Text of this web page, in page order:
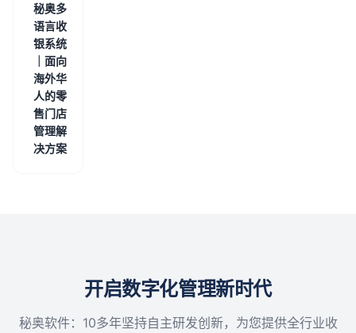
秘奥多
语言收
银系统
｜面向
海外华
人的零
售门店
管理解
决方案
开启数字化管理新时代
秘奥软件：10多年坚持自主研发创新，为您提供全行业收